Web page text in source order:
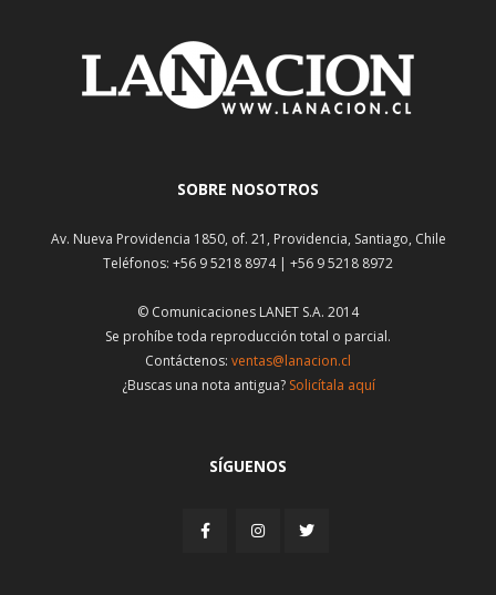
SOBRE NOSOTROS
Av. Nueva Providencia 1850, of. 21, Providencia, Santiago, Chile
Teléfonos: +56 9 5218 8974 | +56 9 5218 8972
© Comunicaciones LANET S.A. 2014
Se prohíbe toda reproducción total o parcial.
Contáctenos: ventas@lanacion.cl
¿Buscas una nota antigua? Solicítala aquí
SÍGUENOS